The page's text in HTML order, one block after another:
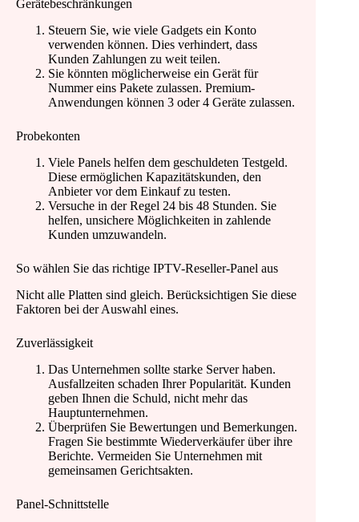
Gerätebeschränkungen
Steuern Sie, wie viele Gadgets ein Konto
verwenden können. Dies verhindert, dass
Kunden Zahlungen zu weit teilen.
Sie könnten möglicherweise ein Gerät für
Nummer eins Pakete zulassen. Premium-
Anwendungen können 3 oder 4 Geräte zulassen.
Probekonten
Viele Panels helfen dem geschuldeten Testgeld.
Diese ermöglichen Kapazitätskunden, den
Anbieter vor dem Einkauf zu testen.
Versuche in der Regel 24 bis 48 Stunden. Sie
helfen, unsichere Möglichkeiten in zahlende
Kunden umzuwandeln.
So wählen Sie das richtige IPTV-Reseller-Panel aus
Nicht alle Platten sind gleich. Berücksichtigen Sie diese
Faktoren bei der Auswahl eines.
Zuverlässigkeit
Das Unternehmen sollte starke Server haben.
Ausfallzeiten schaden Ihrer Popularität. Kunden
geben Ihnen die Schuld, nicht mehr das
Hauptunternehmen.
Überprüfen Sie Bewertungen und Bemerkungen.
Fragen Sie bestimmte Wiederverkäufer über ihre
Berichte. Vermeiden Sie Unternehmen mit
gemeinsamen Gerichtsakten.
Panel-Schnittstelle